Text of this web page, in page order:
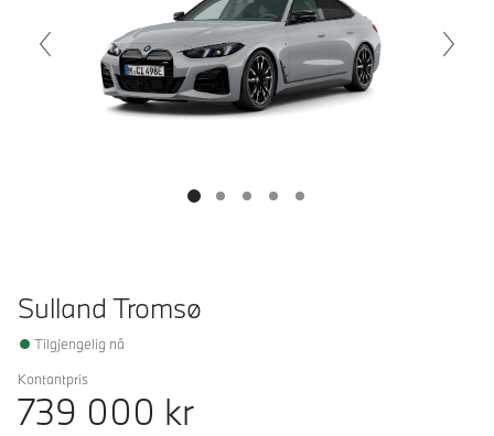
Sulland Tromsø
Tilgjengelig nå
Kontantpris
739 000 kr